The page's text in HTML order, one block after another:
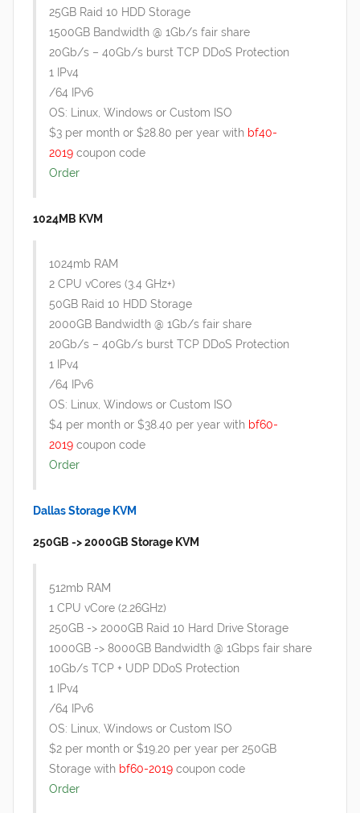
25GB Raid 10 HDD Storage
1500GB Bandwidth @ 1Gb/s fair share
20Gb/s – 40Gb/s burst TCP DDoS Protection
1 IPv4
/64 IPv6
OS: Linux, Windows or Custom ISO
$3 per month or $28.80 per year with bf40-
2019 coupon code
Order
1024MB KVM
1024mb RAM
2 CPU vCores (3.4 GHz+)
50GB Raid 10 HDD Storage
2000GB Bandwidth @ 1Gb/s fair share
20Gb/s – 40Gb/s burst TCP DDoS Protection
1 IPv4
/64 IPv6
OS: Linux, Windows or Custom ISO
$4 per month or $38.40 per year with bf60-
2019 coupon code
Order
Dallas Storage KVM
250GB -> 2000GB Storage KVM
512mb RAM
1 CPU vCore (2.26GHz)
250GB -> 2000GB Raid 10 Hard Drive Storage
1000GB -> 8000GB Bandwidth @ 1Gbps fair share
10Gb/s TCP + UDP DDoS Protection
1 IPv4
/64 IPv6
OS: Linux, Windows or Custom ISO
$2 per month or $19.20 per year per 250GB
Storage with bf60-2019 coupon code
Order